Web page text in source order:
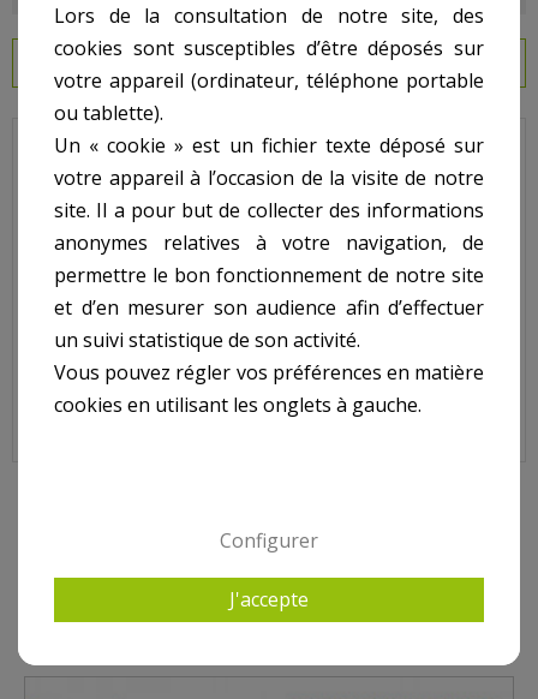
Triton - Pour Filtre Ancien Modèle - N° 23 - Vanne 2 pouces pour
TR100 ou TR140
Code : RE261071ND (ex : E-26-1071)
Sur image , N° 23
Pour filtre TRITON Jusque fin 2002 (jusque N° série
EP022882210, non inclus)
ANCIEN MODÈLE (JUSQUE FIN 2002)
Lors de la consultation de notre site, des
cookies sont susceptibles d’être déposés sur
votre appareil (ordinateur, téléphone portable
ou tablette).
Un « cookie » est un fichier texte déposé sur
votre appareil à l’occasion de la visite de notre
site. Il a pour but de collecter des informations
anonymes relatives à votre navigation, de
permettre le bon fonctionnement de notre site
et d’en mesurer son audience afin d’effectuer
un suivi statistique de son activité.
Vous pouvez régler vos préférences en matière
cookies en utilisant les onglets à gauche.
Configurer
J'accepte